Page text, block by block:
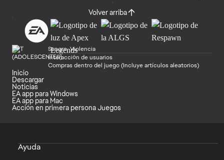
Volver arriba
Sangre, Violencia
Interacción de usuarios
Compras dentro del juego (Incluye artículos aleatorios)
Inicio
Descargar
Noticias
EA app para Windows
EA app para Mac
Acción en primera persona Juegos
Ayuda